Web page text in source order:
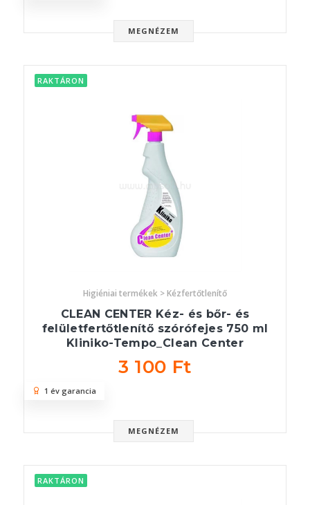
MEGNÉZEM
RAKTÁRON
Higiéniai termékek > Kézfertőtlenítő
CLEAN CENTER Kéz- és bőr- és
felületfertőtlenítő szórófejes 750 ml
Kliniko-Tempo_Clean Center
3 100 Ft
MEGNÉZEM
1 év garancia
RAKTÁRON